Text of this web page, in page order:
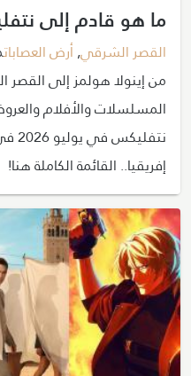
ما هو قادم إلى
القصر الشرقي,أرض العصابات
من إينولا هولمز إلى
المسلسلات والأفلام
إفريقيا.. القائمة الكاملة هنا!